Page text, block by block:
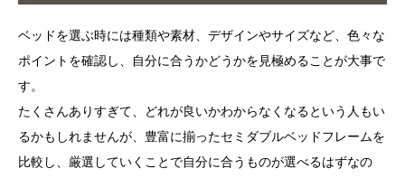
ベッドを選ぶ時には種類や素材、デザインやサイズなど、色々な
ポイントを確認し、自分に合うかどうかを見極めることが大事で
す。
たくさんありすぎて、どれが良いかわからなくなるという人もい
るかもしれませんが、豊富に揃ったセミダブルベッドフレームを
比較し、厳選していくことで自分に合うものが選べるはずなの